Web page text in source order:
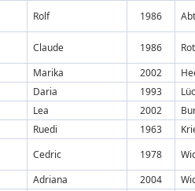
Rolf 1986
Claude 1986
Marika 2002
Daria 1993
Lea 2002
Ruedi 1963
Cedric 1978
Adriana 2004